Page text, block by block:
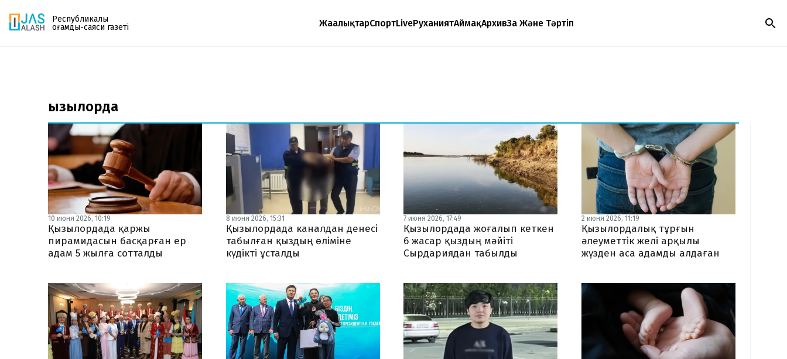
Республикалық
қоғамдық-саяси газеті
ЖаңалықтарСпортLiveРуханиятАймақАрхивЗаң Және Тәртіп
поштаңызға алып отырыңыз. Жаңа нөмір
шыққан сәтте сізге бірден жіберіледі. Тек email
енгізіңіз, біз қалғанын өзіміз жібереміз.
қызылорда
10 июня 2026, 10:19
Қызылордада қаржы
пирамидасын басқарған ер
адам 5 жылға сотталды
8 июня 2026, 15:31
Қызылордада каналдан денесі
табылған қыздың өліміне
күдікті ұсталды
7 июня 2026, 17:49
Қызылордада жоғалып кеткен
6 жасар қыздың мәйіті
Сырдариядан табылды
2 июня 2026, 11:19
Қызылордалық тұрғын
әлеуметтік желі арқылы
жүзден аса адамды алдаған